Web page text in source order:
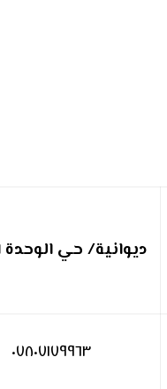
ديوانية/ حي الوحدة
٠٧٨٠٧١٧٩٩٦٣